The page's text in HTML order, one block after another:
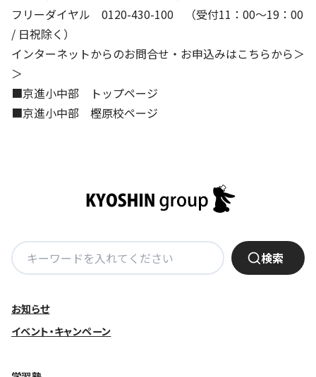
フリーダイヤル 0120-430-100 （受付11：00～19：00
/ 日祝除く）
インターネットからのお問合せ・お申込みはこちらから＞
＞
■京進小中部 トップページ
■京進小中部 樫原校ページ
検
索:
検索
お知らせ
イベント・キャンペーン